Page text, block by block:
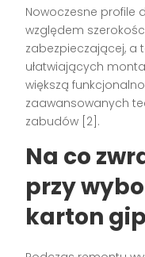
Nowoczesne profile
względem
zabezpieczającej, a
ułatwiających
większą
zaawansowanych
zabudów [2] .
Na co
przy
karton